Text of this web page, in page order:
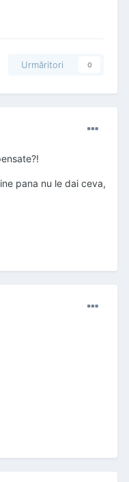
Urmăritori 0
pana nu le dai ceva,